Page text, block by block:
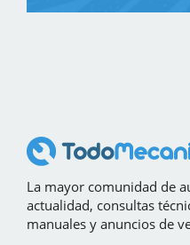
La mayor comunidad de
actualidad, consultas
manuales y anuncios de